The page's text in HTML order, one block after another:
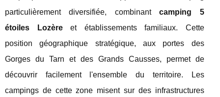
particulièrement diversifiée, combinantcamping 5
étoiles Lozèreet établissements familiaux. Cette
position géographique stratégique, aux portes des
Gorges du Tarn et des Grands Causses, permet de
découvrir facilement l'ensemble du territoire. Les
campings de cette zone misent sur des infrastructures